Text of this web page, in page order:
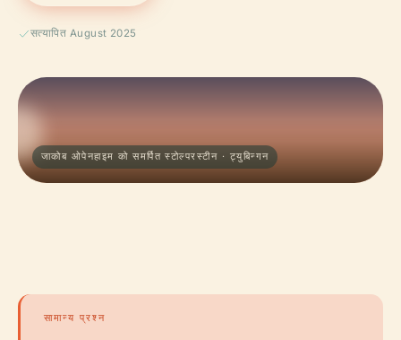
सत्यापित August 2025
जाकोब ओपेनहाइम को समर्पित स्टोल्परस्टीन · ट्युबिन्गन
सामान्य प्रश्न